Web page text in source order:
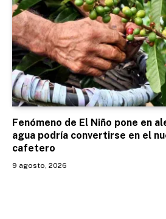
Fenómeno de El Niño pone en
agua podría convertirse en el
cafetero
9 agosto, 2026